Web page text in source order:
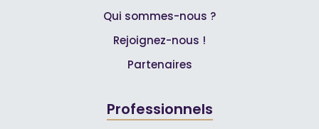
Qui sommes-nous ?
Rejoignez-nous !
Partenaires
Professionnels